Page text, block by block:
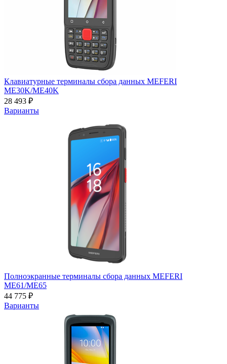
Клавиатурные терминалы сбора данных MEFERI
ME30K/ME40K
28 493 ₽
Варианты
Полноэкранные терминалы сбора данных MEFERI
ME61/ME65
44 775 ₽
Варианты